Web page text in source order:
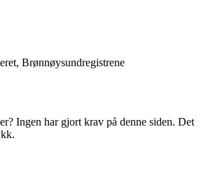
Brønnøysundregistrene
Ingen har gjort krav på denne siden. Det